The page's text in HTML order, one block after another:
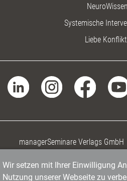
NeuroWissen
Systemische
Liebe
managerSeminare Verlags GmbH
Wir setzen mit Ihrer Einwilligung
Nutzung unserer Webseite zu